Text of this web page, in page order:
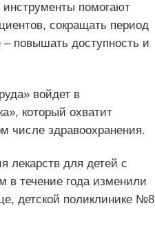
помогают
сокращать период
– повышать доступность и
войдет в
который охватит
числе здравоохранения.
лекарств для детей с
в течение года изменили
детской поликлинике №8